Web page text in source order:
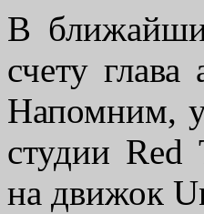
В
счету
Напомним, у
студии Red
на движок